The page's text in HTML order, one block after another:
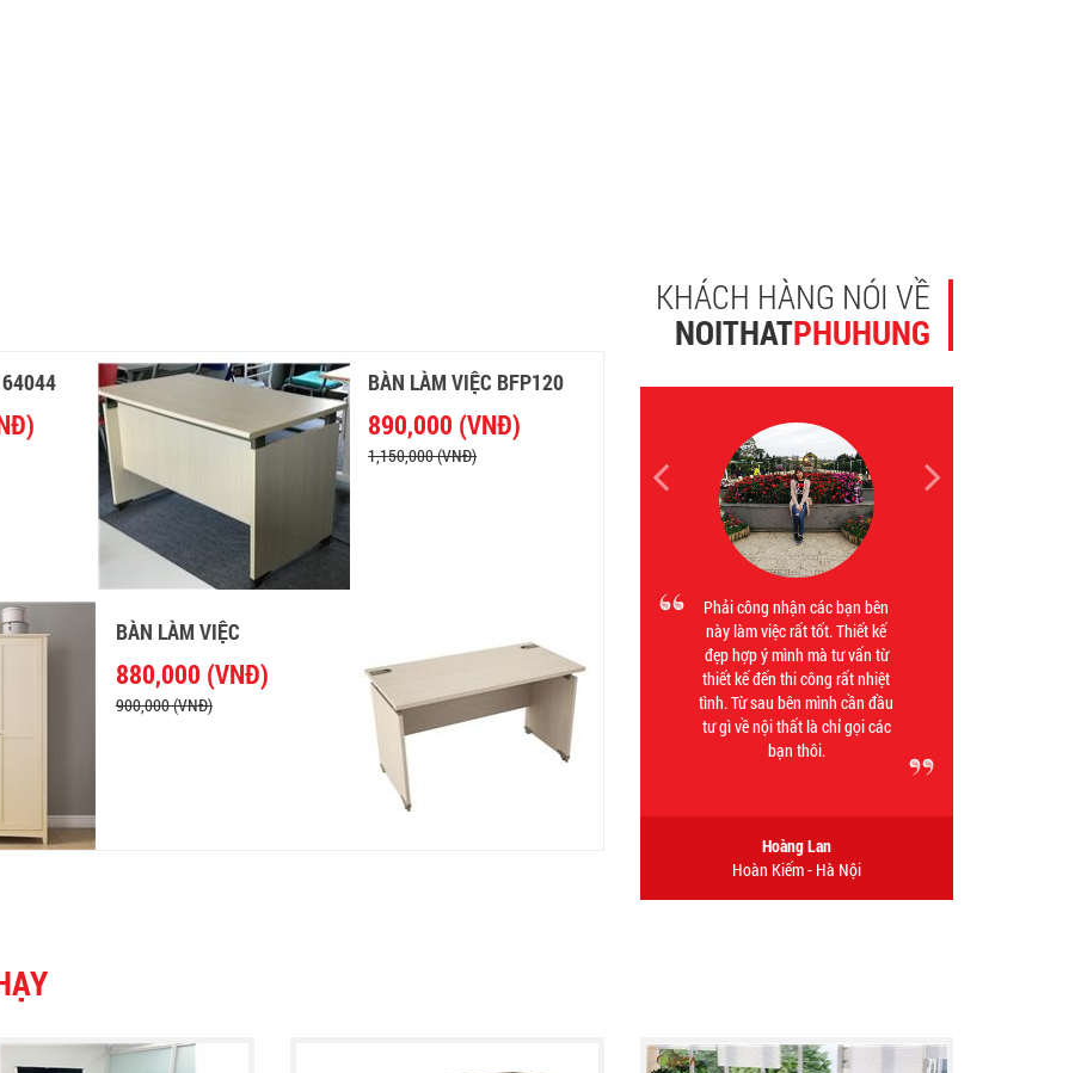
BÀN LÀM VIỆC BFP120
890,000 (VNĐ)
1,150,000 (VNĐ)
BÀN LÀM VIỆC
880,000 (VNĐ)
900,000 (VNĐ)
KHÁCH HÀNG NÓI VỀ
NOITHATPHUHUNG
Tôi rất hài lòng với phong cách
thiết kế trẻ trung, hiện đại trong
ý tưởng của các bạn. Sự nhiệt
tình, tỉ mỉ của các bạn đã mang
lại cho chúng tôi một sản phẩm
hoàn hảo cả về chất lượng và
thẩm mỹ.
Tuấn Dũng
Cầu Giấy - Hà Nội